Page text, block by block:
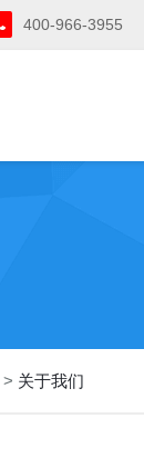
400-966-3955
> 关于我们